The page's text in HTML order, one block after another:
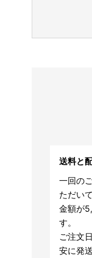
送料と
一回の
ただい
金額が
す。
ご注文
安に発